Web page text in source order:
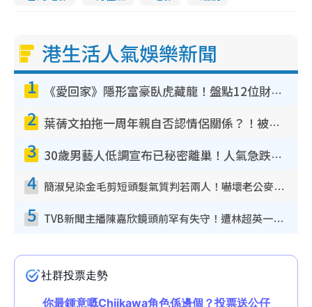
港生活人氣娛樂新聞
1 《愛回家》隱形富豪臥虎藏龍！盤點12位財氣逼人的有錢藝人：呢位靚女3億身家唔憂做
2 葉蒨文拍拖一周年親自否認情侶關係？！被質疑感情造假竟稱GM「普通同事」
3 30歲男藝人低調宣布已秘密離巢！人氣急跌變失蹤人口︰「這幾年過得並不容易」
4 簡淑兒染金毛剪短頭髮氣質判若兩人！嚇壞老公麥大力都認唔出：「你做咩事？」
5 TVB新聞主播陳嘉欣鏡頭前罕有失守！遭林超英一句說話突襲嚇親當場大笑